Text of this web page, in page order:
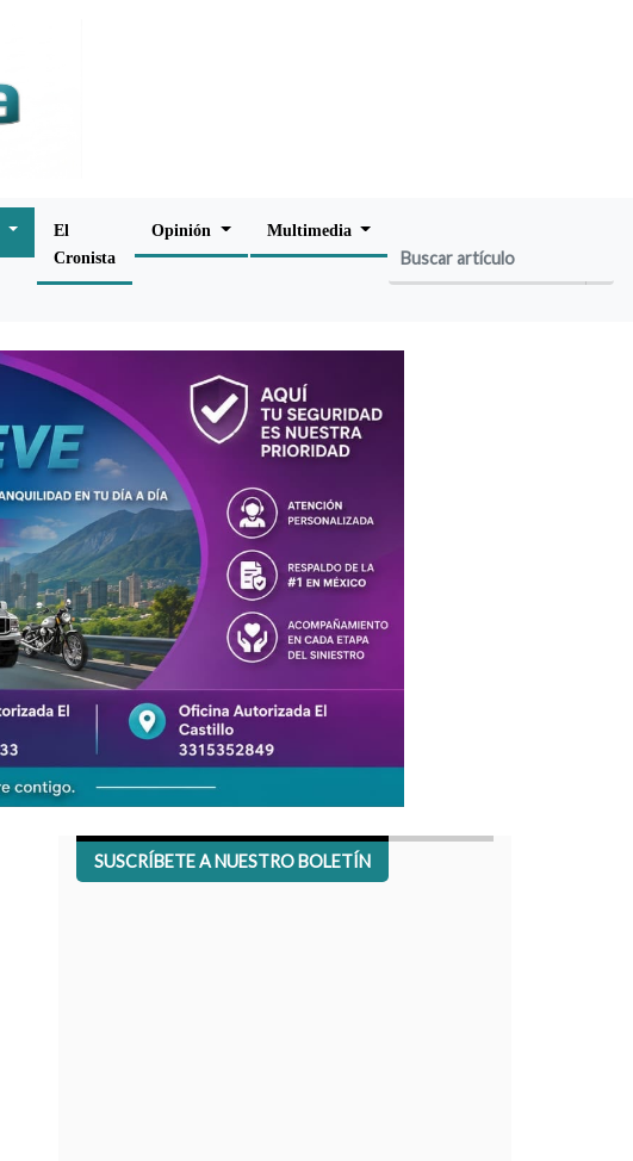
El
Cronista
Opinión Multimedia
SUSCRÍBETE A NUESTRO BOLETÍN